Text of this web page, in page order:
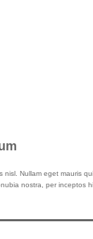
Nullam eget mauris
nostra, per inceptos